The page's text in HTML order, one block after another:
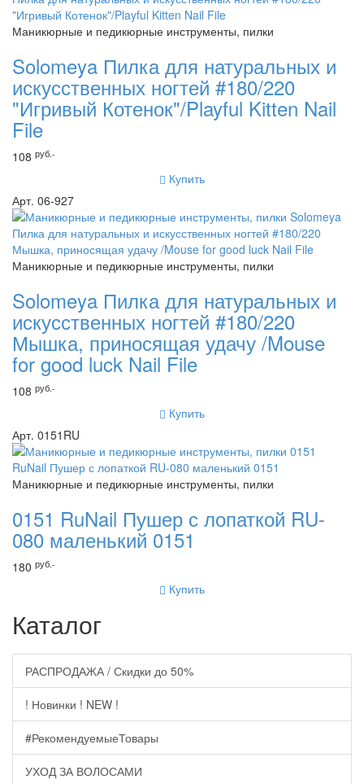
Маникюрные и педикюрные инструменты, пилки
Solomeya Пилка для натуральных и
искусственных ногтей #180/220
"Игривый Котенок"/Playful Kitten Nail
File
108 руб.-
Купить
Арт. 06-927
Маникюрные и педикюрные инструменты, пилки
Solomeya Пилка для натуральных и
искусственных ногтей #180/220
Мышка, приносящая удачу /Mouse
for good luck Nail File
108 руб.-
Купить
Арт. 0151RU
Маникюрные и педикюрные инструменты, пилки
0151 RuNail Пушер с лопаткой RU-
080 маленький 0151
180 руб.-
Купить
Каталог
РАСПРОДАЖА / Скидки до 50%
! Новинки ! NEW !
#РекомендуемыеТовары
УХОД ЗА ВОЛОСАМИ